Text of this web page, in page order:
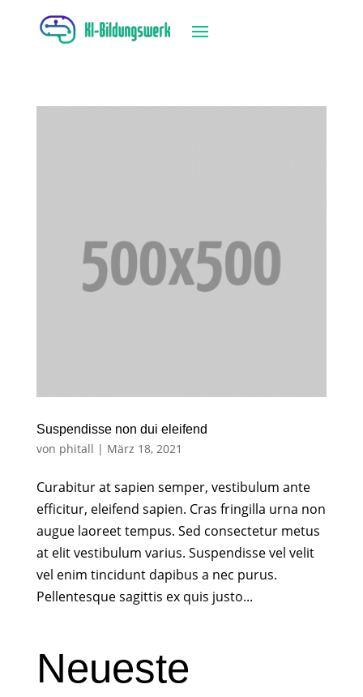
Suspendisse non dui eleifend
von phitall | März 18, 2021
Curabitur at sapien semper, vestibulum ante
efficitur, eleifend sapien. Cras fringilla urna non
augue laoreet tempus. Sed consectetur metus
at elit vestibulum varius. Suspendisse vel velit
vel enim tincidunt dapibus a nec purus.
Pellentesque sagittis ex quis justo...
Neueste